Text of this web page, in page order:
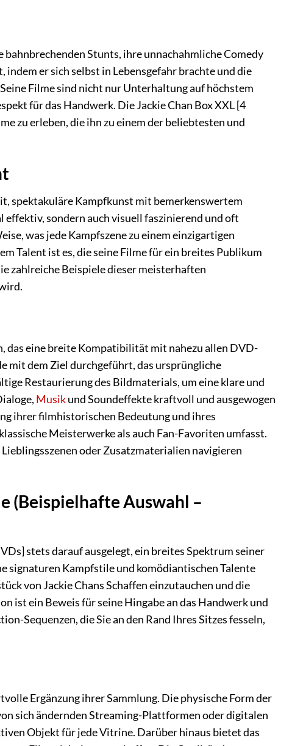
bahnbrechenden Stunts, ihre unnachahmliche Comedy
er sich selbst in Lebensgefahr brachte und die
Filme sind nicht nur Unterhaltung auf höchstem
für das Handwerk. Die Jackie Chan Box XXL [4
zu erleben, die ihn zu einem der beliebtesten und
spektakuläre Kampfkunst mit bemerkenswertem
sondern auch visuell faszinierend und oft
was jede Kampfszene zu einem einzigartigen
Talent ist es, die seine Filme für ein breites Publikum
zahlreiche Beispiele dieser meisterhaften
das eine breite Kompatibilität mit nahezu allen DVD-
mit dem Ziel durchgeführt, das ursprüngliche
Restaurierung des Bildmaterials, um eine klare und
Musikund Soundeffekte kraftvoll und ausgewogen
ihrer filmhistorischen Bedeutung und ihres
Meisterwerke als auch Fan-Favoriten umfasst.
oder Zusatzmaterialien navigieren
(Beispielhafte Auswahl –
stets darauf ausgelegt, ein breites Spektrum seiner
signaturen Kampfstile und komödiantischen Talente
von Jackie Chans Schaffen einzutauchen und die
ist ein Beweis für seine Hingabe an das Handwerk und
Sequenzen, die Sie an den Rand Ihres Sitzes fesseln,
Ergänzung ihrer Sammlung. Die physische Form der
sich ändernden Streaming-Plattformen oder digitalen
Objekt für jede Vitrine. Darüber hinaus bietet das